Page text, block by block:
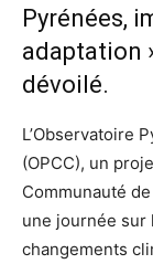
Pyrénées,
adaptation
dévoilé.
L’Observatoire
(OPCC), un
Communauté
une journée sur
changements